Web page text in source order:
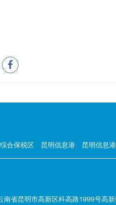
合保税区 昆明信息港 昆明信息
南省昆明市高新区科高路1999号高